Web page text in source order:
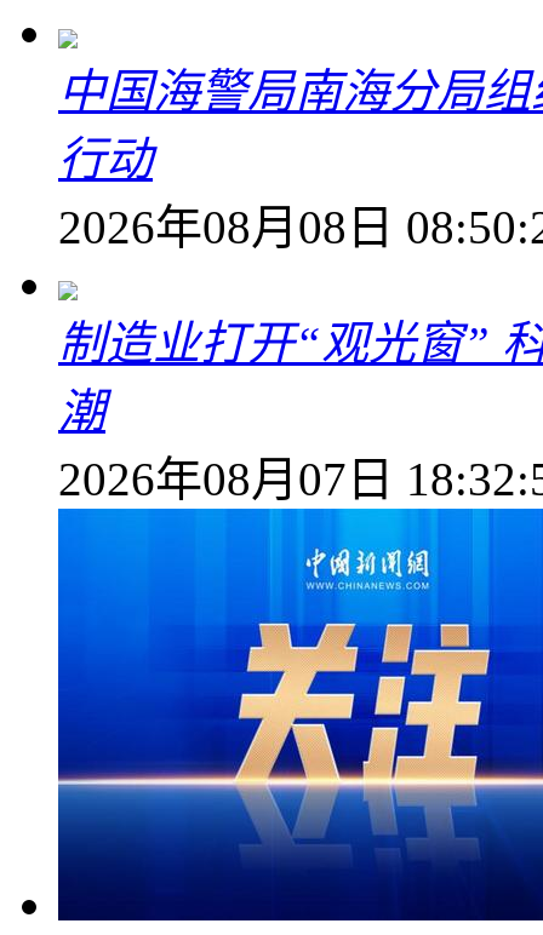
中国海警局南海分局
行动
2026年08月08日
制造业打开“观光窗”
潮
2026年08月07日